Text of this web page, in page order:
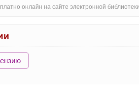
онлайн на сайте электронной